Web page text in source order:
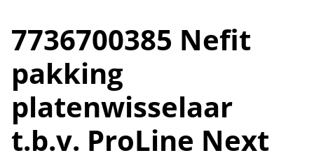
7736700385 Nefit
pakking
platenwisselaar
t.b.v. ProLine Next